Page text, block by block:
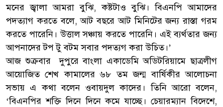
মনের জ্বালা আমরা বুঝি, কষ্টটাও বুঝি। বিএনপি আমাদের
পদত্যাগ করতে বলে, আট বছরে আট মিনিটের জন্য রাস্তা গরম
করতে পারেনি। উত্তাল সঞ্চায় করতে পারেনি। এই ব্যর্থতার জন্য
আপনাদের টপ টু বটম সবার পদত্যগ করা উচিত।’
আজ শুক্রবার দুপুরে বাংলা একাডেমি অডিটরিয়ামে ছাত্রলীগ
আয়োজিত শেখ কামালের ৬৮ তম জন্ম বার্ষিকীর আলোচনা
সভায় এ কথা বলেন ওবায়দুল কাদের। তিনি আরো বলেন,
‘বিএনপির শক্তি দিনে দিনে কমে যাচ্ছে। চেয়ারম্যান বিদেশে,